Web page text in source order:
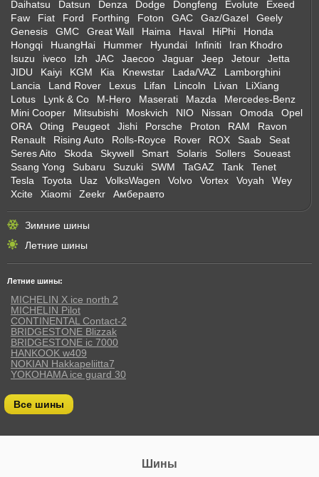
Daihatsu
Datsun Denza Dodge Dongfeng Evolute
Exeed
Faw
Fiat Ford Forthing Foton GAC Gaz/Gazel
Geely
Genesis
GMC Great Wall Haima Haval HiPhi
Honda
Hongqi
HuangHai Hummer Hyundai Infiniti
Iran Khodro
Isuzu
iveco Izh JAC Jaecoo Jaguar Jeep Jetour
Jetta
JIDU
Kaiyi KGM Kia Knewstar Lada/VAZ
Lamborghini
Lancia
Land Rover Lexus Lifan Lincoln Livan
LiXiang
Lotus
Lynk & Co M-Hero Maserati Mazda
Mercedes-Benz
Mini Cooper
Mitsubishi Moskvich NIO Nissan Omoda
Opel
ORA
Oting Peugeot Jishi Porsche Proton RAM
Ravon
Renault
Rising Auto Rolls-Royce Rover ROX Saab
Seat
Seres Aito
Skoda Skywell Smart Solaris Sollers
Soueast
Ssang Yong
Subaru Suzuki SWM TaGAZ Tank
Tenet
Tesla
Toyota Uaz VolksWagen Volvo Vortex Voyah
Wey
Xcite
Xiaomi Zeekr Амберавто
Зимние шины
Летние шины
Летние шины:
MICHELIN X ice north 2
MICHELIN Pilot
CONTINENTAL Contact-2
BRIDGESTONE Blizzak
BRIDGESTONE ic 7000
HANKOOK w409
NOKIAN Hakkapeliitta7
YOKOHAMA ice guard 30
Все шины
Шины